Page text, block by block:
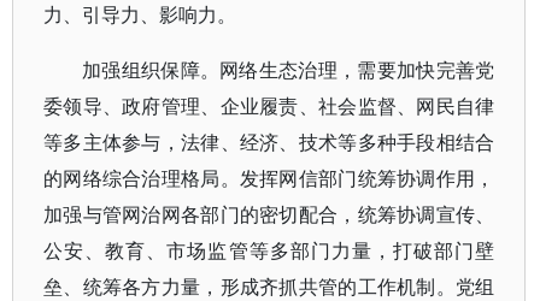
力、引导力、影响力。
加强组织保障。网络生态治理，需要加快完善党
委领导、政府管理、企业履责、社会监督、网民自律
等多主体参与，法律、经济、技术等多种手段相结合
的网络综合治理格局。发挥网信部门统筹协调作用，
加强与管网治网各部门的密切配合，统筹协调宣传、
公安、教育、市场监管等多部门力量，打破部门壁
垒、统筹各方力量，形成齐抓共管的工作机制。党组